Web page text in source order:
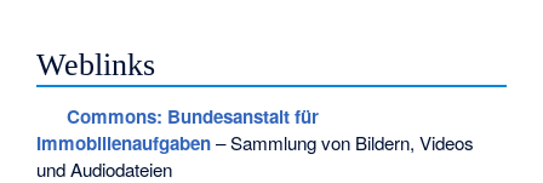
Weblinks
Commons: Bundesanstalt für
Immobilienaufgaben– Sammlung von Bildern, Videos
und Audiodateien